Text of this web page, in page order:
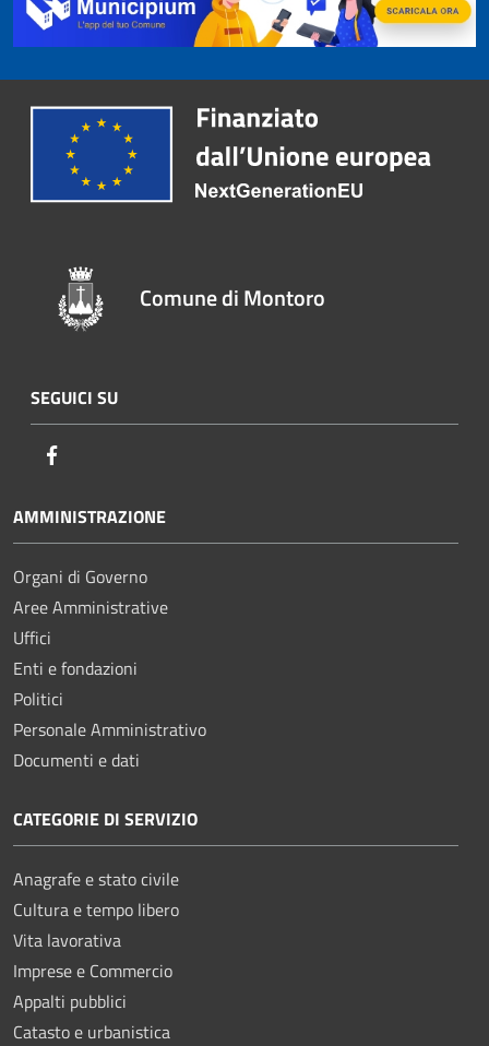
Comune di Montoro
SEGUICI SU
AMMINISTRAZIONE
Organi di Governo
Aree Amministrative
Uffici
Enti e fondazioni
Politici
Personale Amministrativo
Documenti e dati
CATEGORIE DI SERVIZIO
Anagrafe e stato civile
Cultura e tempo libero
Vita lavorativa
Imprese e Commercio
Appalti pubblici
Catasto e urbanistica